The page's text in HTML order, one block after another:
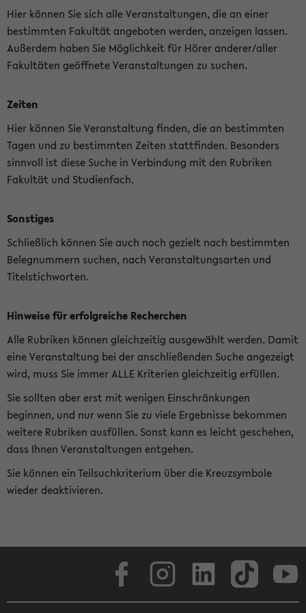
Hier können Sie sich alle Veranstaltungen, die an einer
bestimmten Fakultät angeboten werden, anzeigen lassen.
Außerdem haben Sie Möglichkeit für Hörer anderer/aller
Fakultäten geöffnete Veranstaltungen zu suchen.
Zeiten
Hier können Sie Veranstaltung finden, die an bestimmten
Tagen und zu bestimmten Zeiten stattfinden. Besonders
sinnvoll ist diese Suche in Verbindung mit den Rubriken
Fakultät und Studienfach.
Sonstiges
Schließlich können Sie auch noch gezielt nach bestimmten
Belegnummern suchen, nach Veranstaltungsarten und
Titelstichworten.
Hinweise für erfolgreiche Recherchen
Alle Rubriken können gleichzeitig ausgewählt werden. Damit
eine Veranstaltung bei der anschließenden Suche angezeigt
wird, muss Sie immer ALLE Kriterien gleichzeitig erfüllen.
Sie sollten aber erst mit wenigen Einschränkungen
beginnen, und nur wenn Sie zu viele Ergebnisse bekommen
weitere Rubriken ausfüllen. Sonst kann es leicht geschehen,
dass Ihnen Veranstaltungen entgehen.
Sie können ein Teilsuchkriterium über die Kreuzsymbole
wieder deaktivieren.